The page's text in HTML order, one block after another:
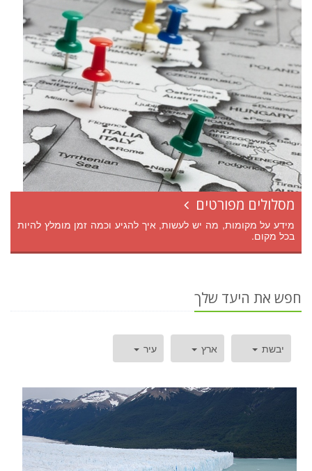
מסלולים מפורטים
מידע על מקומות, מה יש לעשות, איך להגיע וכמה זמן מומלץ להיות
בכל מקום.
חפש את היעד שלך
יבשת ארץ עיר